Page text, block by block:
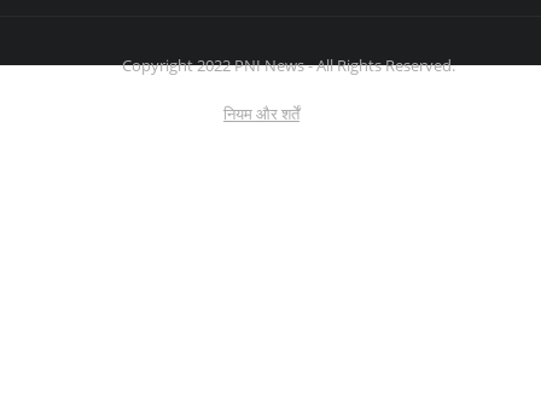
Copyright 2022 PNI News - All Rights Reserved.
नियम और शर्तें